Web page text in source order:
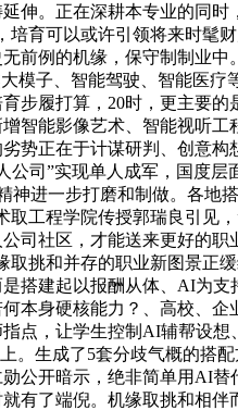
伸。正在深耕本专业的同
培育可以或许引领将来时髦
前例的机缘，保守制制业
模子、智能驾驶、智能医
步履打算，20时，更主要
智能影像艺术、智能视听
势正在于计谋研判、创意
公司”实现单人成军，国度
神进一步打磨和制做。各地
取工程学院传授郭瑞良引见
司社区，才能送来更好的
取挑和并存的职业新图景正
搭建起以报酬从体、AI为
本身硬核能力？、高校、
点，让学生控制AI辅帮设
。生成了5套分歧气概的搭
公开暗示，绝非简单用AI
有了端倪。机缘取挑和相